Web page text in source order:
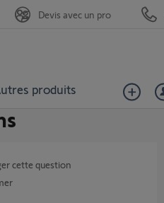
produits
Devis avec un pro
cette question